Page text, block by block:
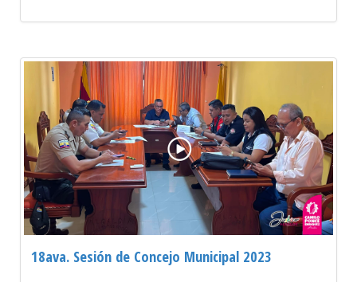
18ava. Sesión de Concejo Municipal 2023